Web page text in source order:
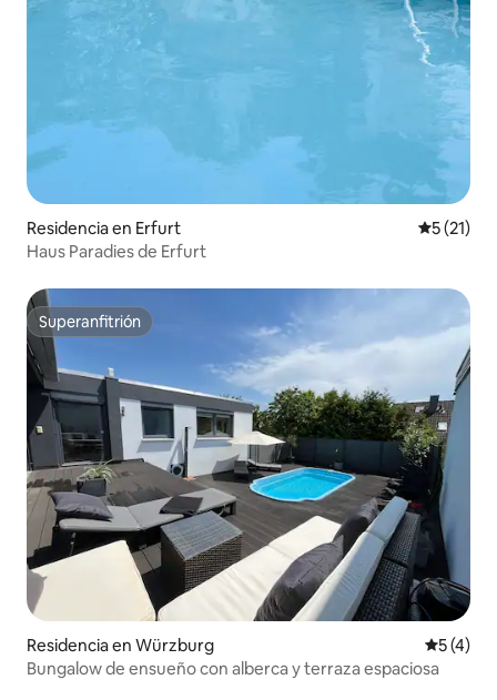
Residencia en Erfurt
5 (21)
Haus Paradies de Erfurt
Superanfitrión
Superanfitrión
Residencia en Würzburg
5 (4)
Bungalow de ensueño con alberca y terraza espaciosa